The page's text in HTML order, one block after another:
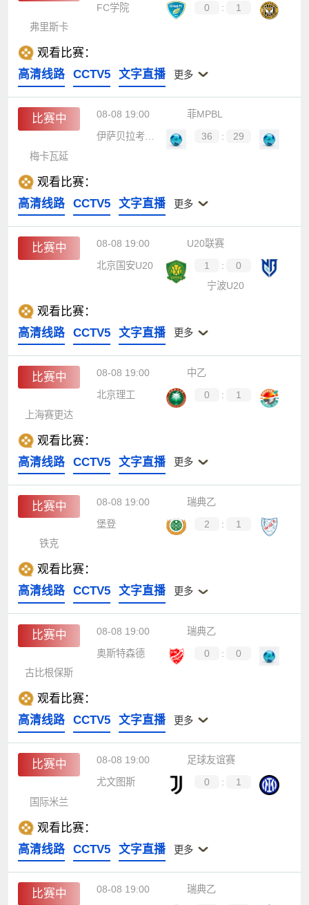
FC学院
0 :
1
弗里斯卡
观看比赛：
高清线路
CCTV5 文字直播 更多
比赛中 08-08 19:00
菲MPBL
伊萨贝拉考博伊斯
36 :
29
梅卡瓦延
观看比赛：
高清线路
CCTV5 文字直播 更多
比赛中 08-08 19:00
U20联赛
北京国安U20
1 :
0
宁波U20
观看比赛：
高清线路
CCTV5 文字直播 更多
比赛中 08-08 19:00
中乙
北京理工
0 :
1
上海赛更达
观看比赛：
高清线路
CCTV5 文字直播 更多
比赛中 08-08 19:00
瑞典乙
堡登
2 :
1
铁克
观看比赛：
高清线路
CCTV5 文字直播 更多
比赛中 08-08 19:00
瑞典乙
奥斯特森德
0 :
0
古比根保斯
观看比赛：
高清线路
CCTV5 文字直播 更多
比赛中 08-08 19:00
足球友谊赛
尤文图斯
0 :
1
国际米兰
观看比赛：
高清线路
CCTV5 文字直播 更多
比赛中 08-08 19:00
瑞典乙